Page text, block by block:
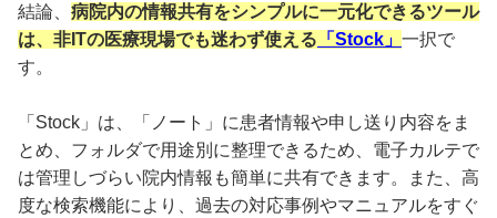
結論、 病院内の情報共有をシンプルに一元化できるツール
は、非ITの医療現場でも迷わず使える 「Stock」 一択で
す。
「Stock」は、「ノート」に患者情報や申し送り内容をま
とめ、フォルダで用途別に整理できるため、電子カルテで
は管理しづらい院内情報も簡単に共有できます。また、高
度な検索機能により、過去の対応事例やマニュアルをすぐ